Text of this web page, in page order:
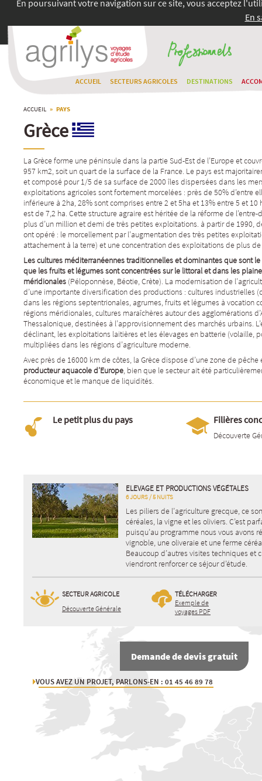
En poursuivant votre navigation sur ce site, vous acceptez
En
ACCUEIL SECTEURS AGRICOLES DESTINATIONS
ACCUEIL » PAYS
Grèce
La Grèce forme une péninsule dans la partie Sud-Est de l’Europe et
957 km2, soit un quart de la surface de la France. Le pays est
et composé pour 1/5 de sa surface de 2000 îles dispersées dans les
exploitations agricoles sont fortement morcelées : près de 50% d’entre
inférieure à 2ha, 28% sont comprises entre 2 et 5ha et 13% entre 5 et 10
est de 7,2 ha. Cette structure agraire est héritée de la réforme de l’entre-
plus d’un million et demi de très petites exploitations. à partir de 1990,
ont opéré : le morcellement par l’augmentation des très petites
attachement à la terre) et une concentration des exploitations de plus
Les cultures méditerranéennes traditionnelles et dominantes que sont
que les fruits et légumes sont concentrées sur le littoral et dans les
méridionales (Péloponnèse, Béotie, Crète). La modernisation de
d’une importante diversification des productions : cultures industrielles
dans les régions septentrionales, agrumes, fruits et légumes à vocation
régions méridionales, cultures maraîchères autour des agglomérations
Thessalonique, destinées à l’approvisionnement des marchés urbains.
déclinant, les exploitations laitières et les élevages en batterie (volaille,
multipliées dans les régions d’agriculture moderne.
Avec près de 16000 km de côtes, la Grèce dispose d’une zone de pêche
producteur aquacole d’Europe, bien que le secteur ait été
économique et le manque de liquidités.
Le petit plus du pays Filières
Découverte
ELEVAGE ET PRODUCTIONS VÉGÉTALES
6 JOURS / 5 NUITS
Les piliers de l’agriculture grecque, ce
céréales, la vigne et les oliviers. C’est
puisqu’au programme nous vous avons
vignoble, une oliveraie et une ferme
Beaucoup d’autres visites techniques et
viendront renforcer ce séjour d’étude.
SECTEUR AGRICOLE
Découverte Générale
TÉLÉCHARGER
Exemple de
voyages PDF
Demande de devis gratuit
VOUS AVEZ UN PROJET, PARLONS-EN : 01 45 46 89 78